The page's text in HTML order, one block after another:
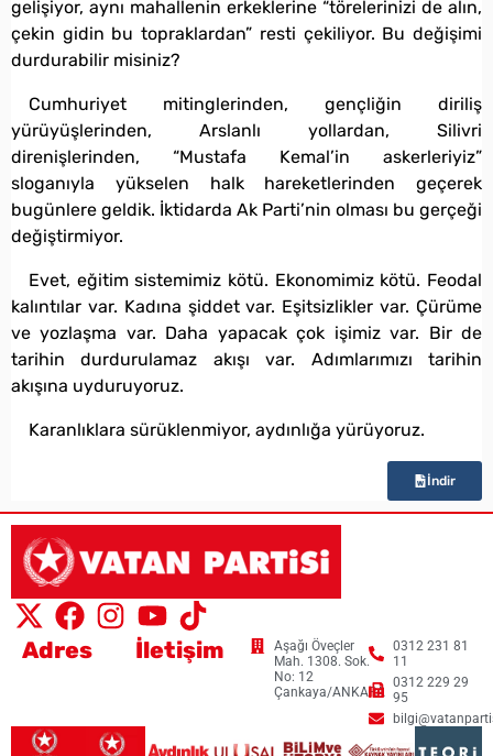
gelişiyor, aynı mahallenin erkeklerine “törelerinizi de alın,
çekin gidin bu topraklardan” resti çekiliyor. Bu değişimi
durdurabilir misiniz?
Cumhuriyet mitinglerinden, gençliğin diriliş
yürüyüşlerinden, Arslanlı yollardan, Silivri
direnişlerinden, “Mustafa Kemal’in askerleriyiz”
sloganıyla yükselen halk hareketlerinden geçerek
bugünlere geldik. İktidarda Ak Parti’nin olması bu gerçeği
değiştirmiyor.
Evet, eğitim sistemimiz kötü. Ekonomimiz kötü. Feodal
kalıntılar var. Kadına şiddet var. Eşitsizlikler var. Çürüme
ve yozlaşma var. Daha yapacak çok işimiz var. Bir de
tarihin durdurulamaz akışı var. Adımlarımızı tarihin
akışına uyduruyoruz.
Karanlıklara sürüklenmiyor, aydınlığa yürüyoruz.
İndir
Adres
Aşağı Öveçler
Mah. 1308. Sok.
No: 12
Çankaya/ANKARA
İletişim
0312 231 81
11
0312 229 29
95